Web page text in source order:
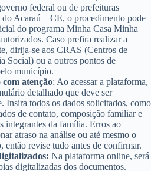
federal ou de prefeituras
Acaraú – CE, o procedimento pode
do programa Minha Casa Minha
Caso prefira realizar a
dirija-se aos CRAS (Centros de
Social) ou a outros pontos de
município.
atenção: Ao acessar a plataforma,
detalhado que deve ser
Insira todos os dados solicitados, como
de contato, composição familiar e
integrantes da família. Erros ao
atraso na análise ou até mesmo o
então revise tudo antes de confirmar.
Na plataforma online, será
digitalizadas dos documentos.